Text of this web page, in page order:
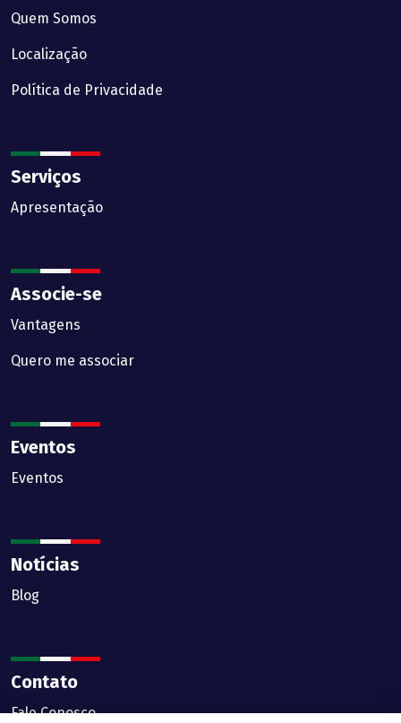
Quem Somos
Localização
Política de Privacidade
Serviços
Apresentação
Associe-se
Vantagens
Quero me associar
Eventos
Eventos
Notícias
Blog
Contato
Fale Conosco